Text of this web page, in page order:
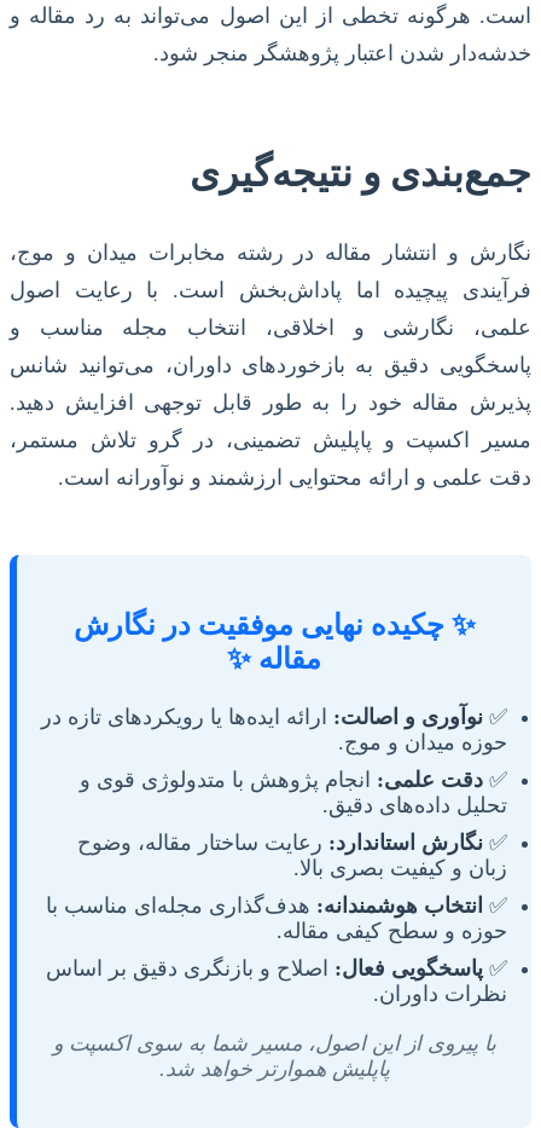
است. هرگونه تخطی از این اصول می‌تواند به رد مقاله و
خدشه‌دار شدن اعتبار پژوهشگر منجر شود.
جمع‌بندی و نتیجه‌گیری
نگارش و انتشار مقاله در رشته مخابرات میدان و موج،
فرآیندی پیچیده اما پاداش‌بخش است. با رعایت اصول
علمی، نگارشی و اخلاقی، انتخاب مجله مناسب و
پاسخگویی دقیق به بازخوردهای داوران، می‌توانید شانس
پذیرش مقاله خود را به طور قابل توجهی افزایش دهید.
مسیر اکسپت و پاپلیش تضمینی، در گرو تلاش مستمر،
دقت علمی و ارائه محتوایی ارزشمند و نوآورانه است.
✨ چکیده نهایی موفقیت در نگارش
مقاله ✨
✅ نوآوری و اصالت: ارائه ایده‌ها یا رویکردهای تازه در
حوزه میدان و موج.
✅ دقت علمی: انجام پژوهش با متدولوژی قوی و
تحلیل داده‌های دقیق.
✅ نگارش استاندارد: رعایت ساختار مقاله، وضوح
زبان و کیفیت بصری بالا.
✅ انتخاب هوشمندانه: هدف‌گذاری مجله‌ای مناسب با
حوزه و سطح کیفی مقاله.
✅ پاسخگویی فعال: اصلاح و بازنگری دقیق بر اساس
نظرات داوران.
با پیروی از این اصول، مسیر شما به سوی اکسپت و
پاپلیش هموارتر خواهد شد.